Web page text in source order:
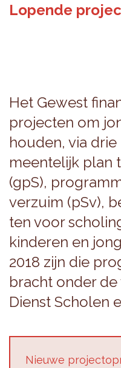
Lopende
Het Ge­west
pro­jec­ten om
hou­den, via
meen­te­lijk plan
(gpS),
ver­zuim (pSv),
ten voor
kin­de­ren en
2018 zijn die
bracht onder
Dienst Scho­len
Nieu­we